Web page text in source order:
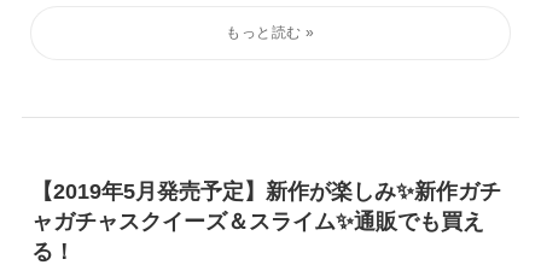
【2019年5月発売予定】新作が楽しみ✨新作ガチ
ャガチャスクイーズ＆スライム✨通販でも買え
る！